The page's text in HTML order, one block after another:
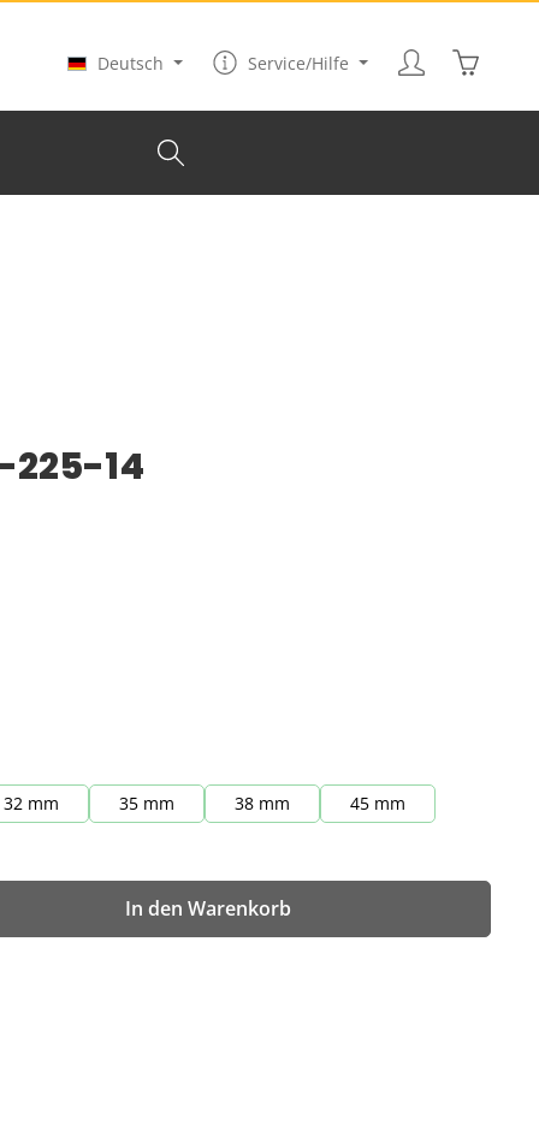
Deutsch
Service/Hilfe
225-14
32 mm 35 mm 38 mm
45 mm
Wert ein oder benutze die
In den Warenkorb